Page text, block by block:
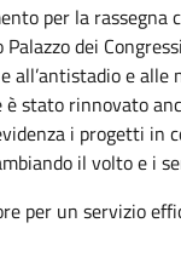
per la rassegna
dei
all’antistadio e alle
è stato rinnovato
i progetti in
il volto e i
per un servizio